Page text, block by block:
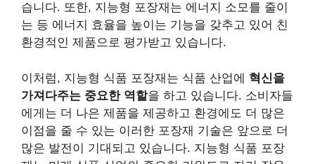
습니다. 또한, 지능형 포장재는 에너지 소모를 줄이
는 등 에너지 효율을 높이는 기능을 갖추고 있어 친
환경적인 제품으로 평가받고 있습니다.
이처럼, 지능형 식품 포장재는 식품 산업에 혁신을
가져다주는 중요한 역할을 하고 있습니다. 소비자들
에게는 더 나은 제품을 제공하고 환경에도 더 많은
이점을 줄 수 있는 이러한 포장재 기술은 앞으로 더
많은 발전이 기대되고 있습니다. 지능형 식품 포장